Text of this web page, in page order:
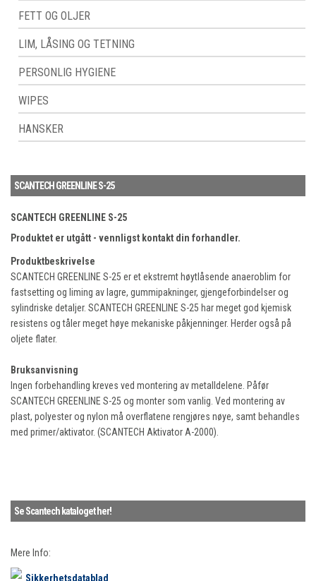
FETT OG OLJER
LIM, LÅSING OG TETNING
PERSONLIG HYGIENE
WIPES
HANSKER
SCANTECH GREENLINE S-25
SCANTECH GREENLINE S-25
Produktet er utgått - vennligst kontakt din forhandler.
Produktbeskrivelse
SCANTECH GREENLINE S-25 er et ekstremt høytlåsende anaeroblim for
fastsetting og liming av lagre, gummipakninger, gjengeforbindelser og
sylindriske detaljer. SCANTECH GREENLINE S-25 har meget god kjemisk
resistens og tåler meget høye mekaniske påkjenninger. Herder også på
oljete flater.
Bruksanvisning
Ingen forbehandling kreves ved montering av metalldelene. Påfør
SCANTECH GREENLINE S-25 og monter som vanlig. Ved montering av
plast, polyester og nylon må overflatene rengjøres nøye, samt behandles
med primer/aktivator. (SCANTECH Aktivator A-2000).
Se Scantech kataloget her!
Mere Info:
Sikkerhetsdatablad